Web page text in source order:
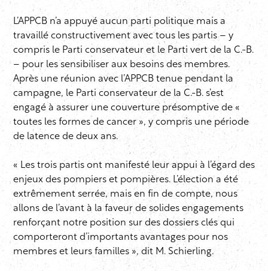
L’APPCB n’a appuyé aucun parti politique mais a
travaillé constructivement avec tous les partis – y
compris le Parti conservateur et le Parti vert de la C.-B.
– pour les sensibiliser aux besoins des membres.
Après une réunion avec l’APPCB tenue pendant la
campagne, le Parti conservateur de la C.-B. s’est
engagé à assurer une couverture présomptive de «
toutes les formes de cancer », y compris une période
de latence de deux ans.
« Les trois partis ont manifesté leur appui à l’égard des
enjeux des pompiers et pompières. L’élection a été
extrêmement serrée, mais en fin de compte, nous
allons de l’avant à la faveur de solides engagements
renforçant notre position sur des dossiers clés qui
comporteront d’importants avantages pour nos
membres et leurs familles », dit M. Schierling.